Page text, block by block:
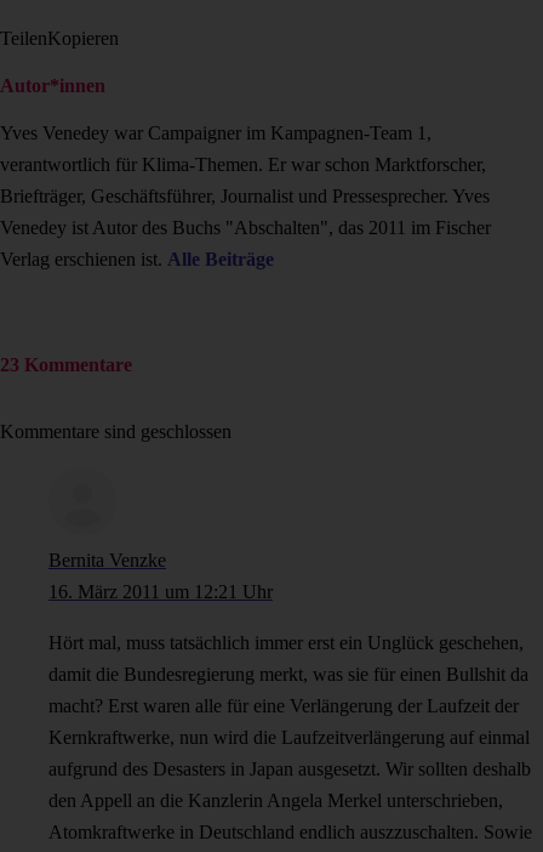
TeilenKopieren
Autor*innen
Yves Venedey war Campaigner im Kampagnen-Team 1,
verantwortlich für Klima-Themen. Er war schon Marktforscher,
Briefträger, Geschäftsführer, Journalist und Pressesprecher. Yves
Venedey ist Autor des Buchs "Abschalten", das 2011 im Fischer
Verlag erschienen ist. Alle Beiträge
23 Kommentare
Kommentare sind geschlossen
Bernita Venzke
16. März 2011 um 12:21 Uhr
Hört mal, muss tatsächlich immer erst ein Unglück geschehen,
damit die Bundesregierung merkt, was sie für einen Bullshit da
macht? Erst waren alle für eine Verlängerung der Laufzeit der
Kernkraftwerke, nun wird die Laufzeitverlängerung auf einmal
aufgrund des Desasters in Japan ausgesetzt. Wir sollten deshalb
den Appell an die Kanzlerin Angela Merkel unterschrieben,
Atomkraftwerke in Deutschland endlich auszzuschalten. Sowie